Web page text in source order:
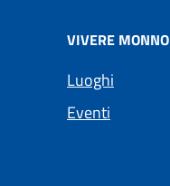
VIVERE MONNO
Luoghi
Eventi